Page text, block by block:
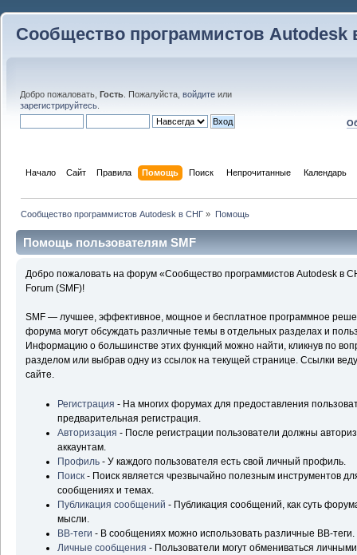
Сообщество программистов Autodesk
Добро пожаловать, Гость . Пожалуйста, войдите или
зарегистрируйтесь
Начало Сайт Правила Помощь Поиск Непрочитанные Календарь
Сообщество программистов Autodesk в СНГ » Помощь
Помощь пользователям SMF
Добро пожаловать на форум «Сообщество программистов Autodesk в
Forum (SMF)!
SMF — лучшее, эффективное, мощное и бесплатное программное
форума могут обсуждать различные темы в отдельных разделах и
Информацию о большинстве этих функций можно найти, кликнув по
разделом или выбрав одну из ссылок на текущей странице. Ссылки
сайте.
Регистрация - На многих форумах для предоставления
предварительная регистрация.
Авторизация - После регистрации пользователи должны
аккаунтам.
Профиль - У каждого пользователя есть свой личный профиль.
Поиск - Поиск является чрезвычайно полезным инструментов
сообщениях и темах.
Публикация сообщений - Публикация сообщений, как суть
мысли.
BB-теги - В сообщениях можно использовать различные BB-теги.
Личные сообщения - Пользователи могут обмениваться